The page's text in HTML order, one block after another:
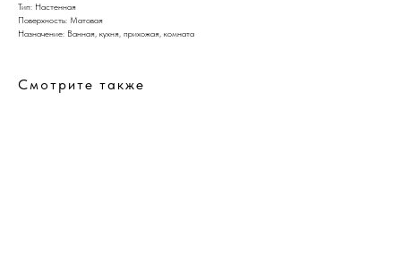
Тип: Настенная
Поверхность: Матовая
Назначение: Ванная, кухня, прихожая, комната
Смотрите также